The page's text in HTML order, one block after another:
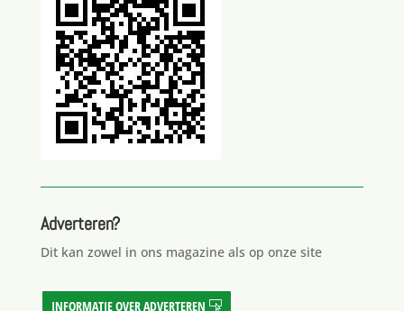
Adverteren?
Dit kan zowel in ons magazine als op onze site
INFORMATIE OVER ADVERTEREN